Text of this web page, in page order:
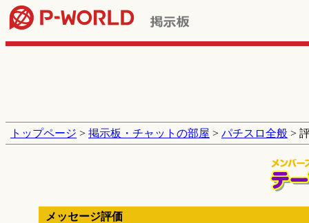
トップページ > 掲示板・チャットの部屋 > パチスロ全般 >
メッセージ評価